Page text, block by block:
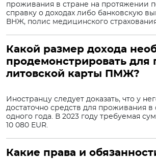
проживания в стране на протяжении
справку о доходах либо банковскую
ВНЖ, полис медицинского
Какой размер дохода
продемонстрировать для
литовской карты ПМЖ?
Иностранцу следует доказать, что у
достаточно средств для проживания в
одного года. В 2023 году требуемая
10 080 EUR.
Какие права и